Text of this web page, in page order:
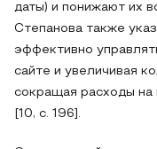
даты) и понижают их
Степанова также
эффективно
сайте и увеличивая
сокращая расходы на
[10, c. 196].